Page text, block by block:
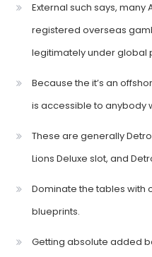
External such says, many
registered overseas
legitimately under global
Because the it’s an
is accessible to anybody
These are generally
Lions Deluxe slot, and
Dominate the tables with
blueprints.
Getting absolute added